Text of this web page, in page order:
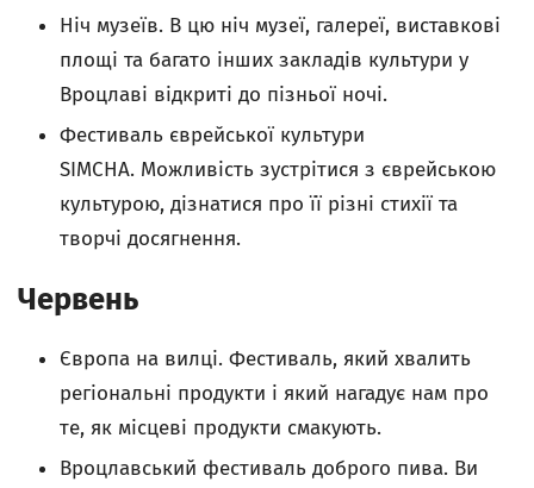
Ніч музеїв. В цю ніч музеї, галереї, виставкові
площі та багато інших закладів культури у
Вроцлаві відкриті до пізньої ночі.
Фестиваль єврейської культури
SIMCHA. Можливість зустрітися з єврейською
культурою, дізнатися про її різні стихії та
творчі досягнення.
Червень
Європа на вилці. Фестиваль, який хвалить
регіональні продукти і який нагадує нам про
те, як місцеві продукти смакують.
Вроцлавський фестиваль доброго пива. Ви